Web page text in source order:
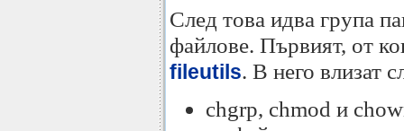
След това идва група
файлове. Първият, от
fileutils. В него влизат
chgrp, chmod и